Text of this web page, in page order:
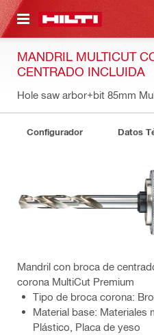
PRINCIPAL
MANDRIL MULTICUT
CENTRADO INCLUIDA
Hole saw arbor+bit 85mm
Configurador Datos
Mandril con broca de
corona MultiCut Premium
Tipo de broca corona:
Material base: Materiales
Plástico, Placa de yeso